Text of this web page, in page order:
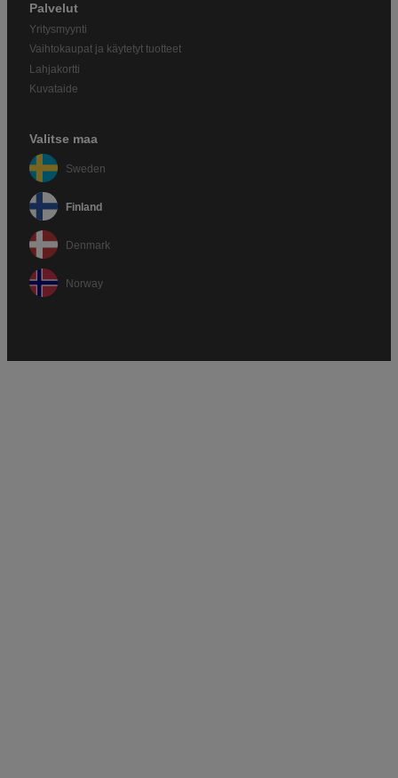
Palvelut
Yritysmyynti
Vaihtokaupat ja käytetyt tuotteet
Lahjakortti
Kuvataide
Valitse maa
Sweden
Finland
Denmark
Norway